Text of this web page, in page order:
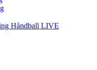
Håndball LIVE